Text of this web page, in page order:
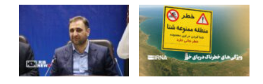
29 تیر 1405